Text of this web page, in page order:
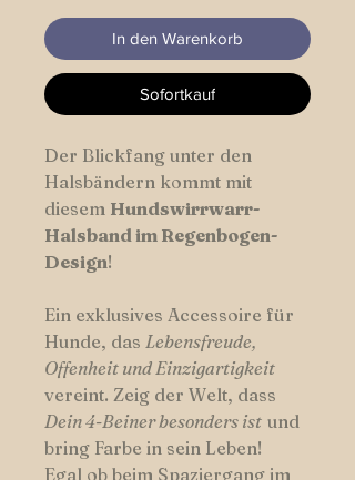
In den Warenkorb
Sofortkauf
Der Blickfang unter den
Halsbändern kommt mit
diesem Hundswirrwarr-
Halsband im Regenbogen-
Design!
Ein exklusives Accessoire für
Hunde, das Lebensfreude,
Offenheit und Einzigartigkeit
vereint. Zeig der Welt, dass
Dein 4-Beiner besonders ist und
bring Farbe in sein Leben!
Egal ob beim Spaziergang im